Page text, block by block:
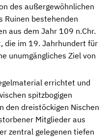
des außergewöhnlichen
Ruinen bestehenden
aus dem Jahr 109 n.Chr.
die im 19. Jahrhundert für
unumgängliches Ziel von
errichtet und
spitzbogigen
den dreistöckigen Nischen
Mitglieder aus
zentral gelegenen tiefen